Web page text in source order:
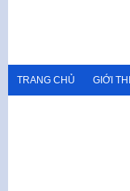
TRANG CHỦ GIỚI